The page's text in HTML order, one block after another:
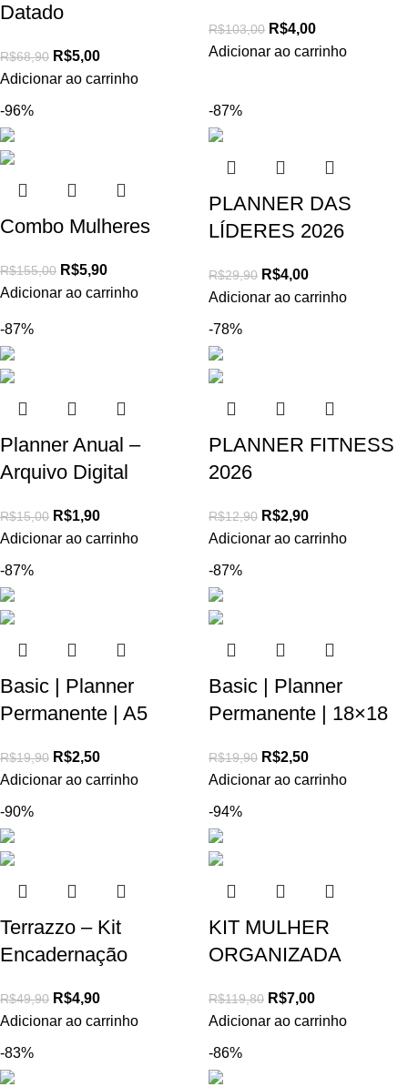
Datado
R$68,90 R$5,00
Adicionar ao carrinho
R$103,00 R$4,00
Adicionar ao carrinho
-96%
Combo Mulheres
R$155,00 R$5,90
Adicionar ao carrinho
-87%
PLANNER DAS
LÍDERES 2026
R$29,90 R$4,00
Adicionar ao carrinho
-87%
Planner Anual –
Arquivo Digital
R$15,00 R$1,90
Adicionar ao carrinho
-78%
PLANNER FITNESS
2026
R$12,90 R$2,90
Adicionar ao carrinho
-87%
Basic | Planner
Permanente | A5
R$19,90 R$2,50
Adicionar ao carrinho
-87%
Basic | Planner
Permanente | 18×18
R$19,90 R$2,50
Adicionar ao carrinho
-90%
Terrazzo – Kit
Encadernação
R$49,90 R$4,90
Adicionar ao carrinho
-94%
KIT MULHER
ORGANIZADA
R$119,80 R$7,00
Adicionar ao carrinho
-83% -86%